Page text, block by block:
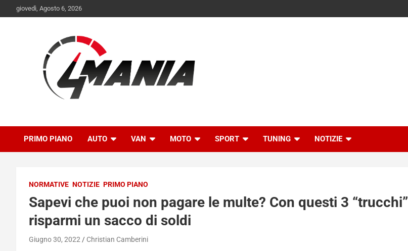
to
giovedì, Agosto 6, 2026
QuattroMania
PRIMO PIANO AUTO VAN MOTO SPORT TUNING NOTIZIE
NORMATIVE NOTIZIE PRIMO PIANO
Sapevi che puoi non pagare le multe? Con questi 3 “trucchi”
risparmi un sacco di soldi
Giugno 30, 2022 Christian Camberini